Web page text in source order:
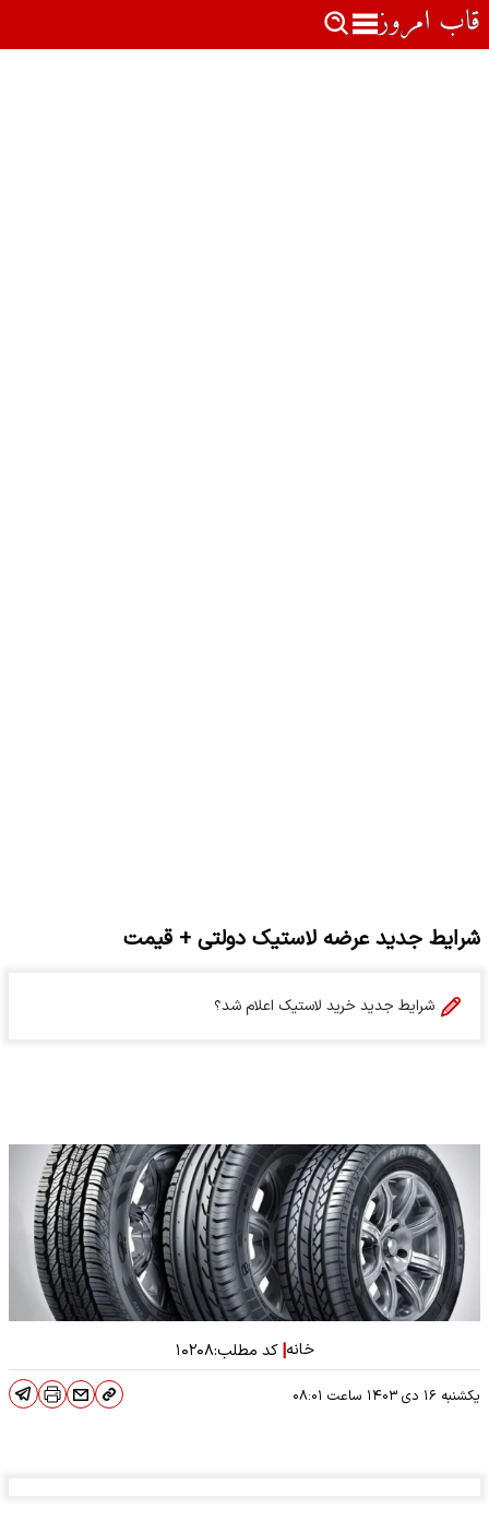
شرایط جدید عرضه لاستیک‌ دولتی + قیمت
شرایط جدید خرید لاستیک اعلام شد؟
خانه| کد مطلب:۱۰۲۰۸
یکشنبه ۱۶ دی ۱۴۰۳ ساعت